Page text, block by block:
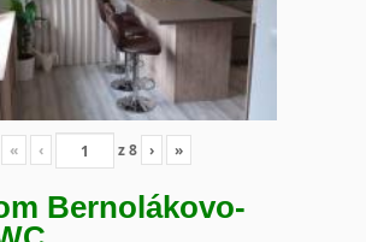
« ‹ z8 › »
Bernolákovo-